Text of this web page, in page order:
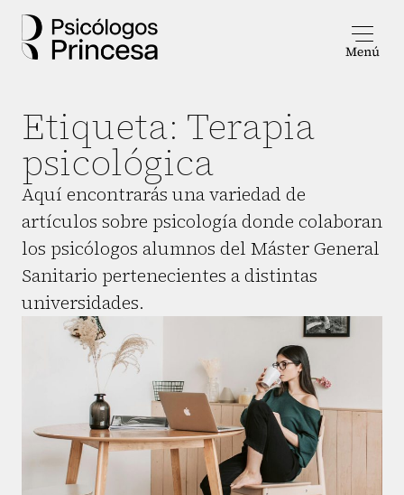
Etiqueta: Terapia
psicológica
Aquí encontrarás una variedad de
artículos sobre psicología donde colaboran
los psicólogos alumnos del Máster General
Sanitario pertenecientes a distintas
universidades.